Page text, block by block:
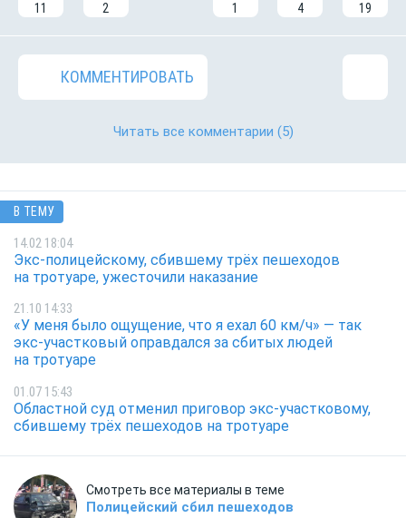
11 2 1 4 19
КОММЕНТИРОВАТЬ
Читать все комментарии (5)
В ТЕМУ
14.02 18:04
Экс-полицейскому, сбившему трёх пешеходов
на тротуаре, ужесточили наказание
21.10 14:33
«У меня было ощущение, что я ехал 60 км/ч» — так
экс-участковый оправдался за сбитых людей
на тротуаре
01.07 15:43
Областной суд отменил приговор экс-участковому,
сбившему трёх пешеходов на тротуаре
Смотреть все материалы в теме
Полицейский сбил пешеходов